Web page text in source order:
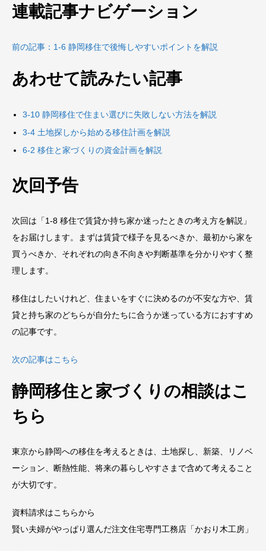
連載記事ナビゲーション
前の記事：1-6 静岡移住で後悔しやすいポイントを解説
あわせて読みたい記事
3-10 静岡移住で住まい選びに失敗しない方法を解説
3-4 土地探しから始める移住計画を解説
6-2 移住と家づくりの資金計画を解説
次回予告
次回は「1-8 移住で賃貸か持ち家か迷ったときの考え方を解説」
をお届けします。まずは賃貸で様子を見るべきか、最初から家を
買うべきか、それぞれの向き不向きや判断基準を分かりやすく整
理します。
移住はしたいけれど、住まいをすぐに決めるのが不安な方や、賃
貸と持ち家のどちらが自分たちに合うか迷っている方におすすめ
の記事です。
次の記事はこちら
静岡移住と家づくりの相談はこ
ちら
東京から静岡への移住を考えるときは、土地探し、新築、リノベ
ーション、断熱性能、将来の暮らしやすさまで含めて考えること
が大切です。
資料請求はこちらから
賢い夫婦がやっぱり選んだ注文住宅専門工務店「かおり木工房」